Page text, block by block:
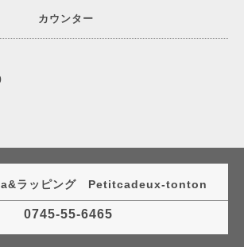
カウンター
ラッピング Petitcadeux-tonton
0745-55-6465